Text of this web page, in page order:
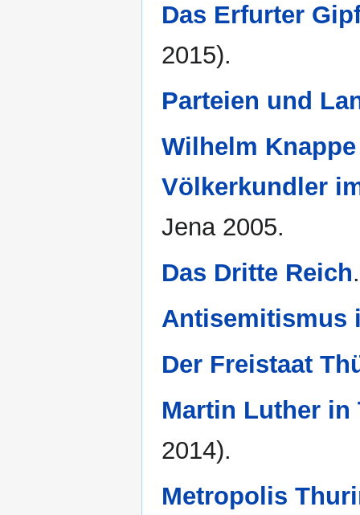
Das Erfurter
2015).
Parteien und
Wilhelm
Völkerkundler
Jena 2005.
Das Dritte Reich
Antisemitismus
Der Freistaat
Martin Luther in
2014).
Metropolis